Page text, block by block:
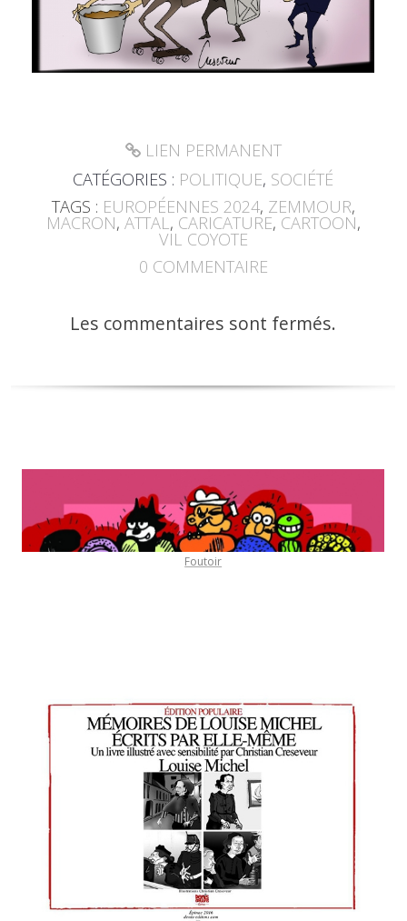
LIEN PERMANENT
CATÉGORIES : POLITIQUE, SOCIÉTÉ
TAGS : EUROPÉENNES 2024, ZEMMOUR,
MACRON, ATTAL , CARICATURE, CARTOON,
VIL COYOTE
0 COMMENTAIRE
Les commentaires sont fermés.
Foutoir